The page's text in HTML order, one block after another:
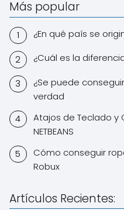
Más popular
¿En qué país se
¿Cuál es la
¿Se puede
verdad
Atajos de Teclado y
NETBEANS
Cómo conseguir
Robux
Artículos Recientes: